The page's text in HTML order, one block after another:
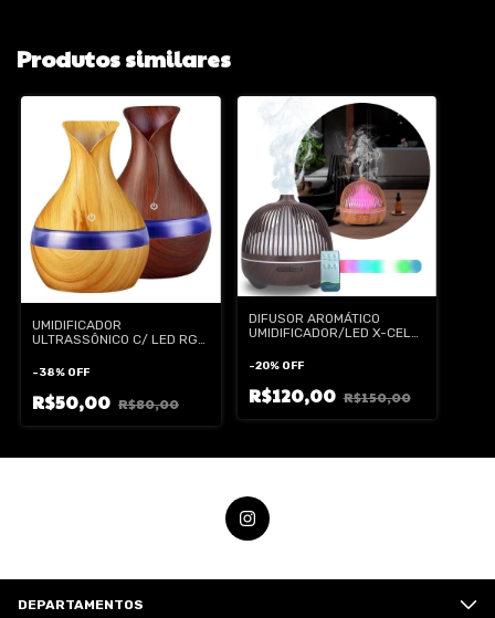
Produtos similares
UMIDIFICADOR
ULTRASSÔNICO C/ LED RGB
-38% OFF
R$50,00 R$80,00
DIFUSOR AROMÁTICO
UMIDIFICADOR/LED X-CELL
-20% OFF
R$120,00 R$150,00
DEPARTAMENTOS